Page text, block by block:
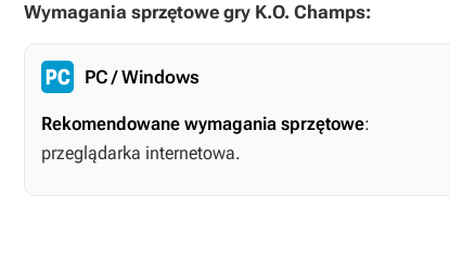
Wymagania sprzętowe gry K.O. Champs:
PC / Windows
Rekomendowane wymagania sprzętowe:
przeglądarka internetowa.